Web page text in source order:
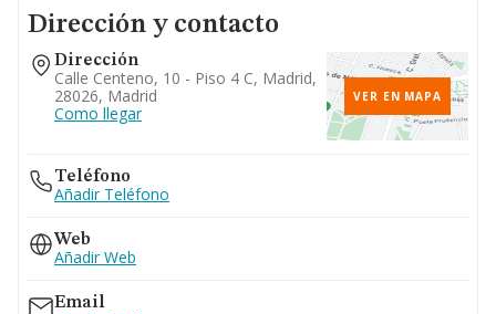
Dirección y contacto
Dirección
Calle Centeno, 10 - Piso 4 C, Madrid,
28026, Madrid
Como llegar
VER EN MAPA
Teléfono
Añadir Teléfono
Web
Añadir Web
Email